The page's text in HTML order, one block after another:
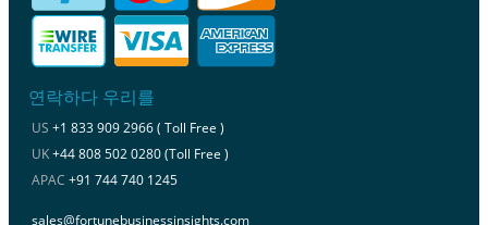
연락하다 우리를
US +1 833 909 2966 ( Toll Free )
UK+44 808 502 0280 (Toll Free )
APAC +91 744 740 1245
sales@fortunebusinessinsights.com